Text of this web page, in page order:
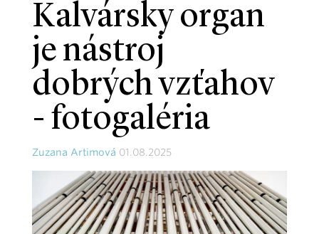
Kalvársky organ
je nástroj
dobrých vzťahov
- fotogaléria
Zuzana Artimová 01.08.2025